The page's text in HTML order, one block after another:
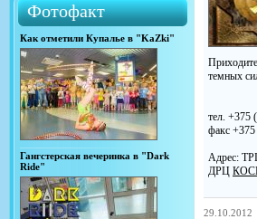
Фотофакт
Как отметили Купалье в "KaZki"
Гангстерская вечеринка в "Dark
Ride"
темных
тел. +375
факс
Адрес:
ДРЦ
29.10.2012